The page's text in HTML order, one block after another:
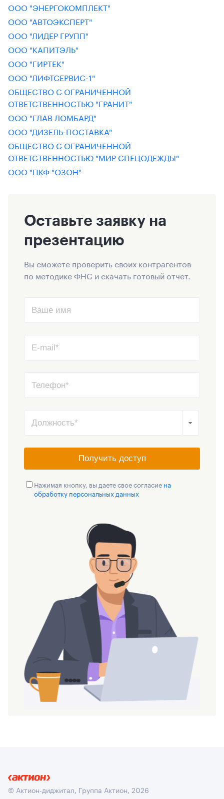
ООО "ЭНЕРГОКОМПЛЕКТ"
ООО "АВТОЭКСПЕРТ"
ООО "ЛИДЕР ГРУПП"
ООО "КАПИТЭЛЬ"
ООО "ГИРТЕК"
ООО "ЛИФТСЕРВИС-1"
ОБЩЕСТВО С ОГРАНИЧЕННОЙ
ОТВЕТСТВЕННОСТЬЮ "ГРАНИТ"
ООО "ГЛАВ ЛОМБАРД"
ООО "ДИЗЕЛЬ-ПОСТАВКА"
ОБЩЕСТВО С ОГРАНИЧЕННОЙ
ОТВЕТСТВЕННОСТЬЮ "МИР СПЕЦОДЕЖДЫ"
ООО "ПКФ "ОЗОН"
Оставьте заявку на
презентацию
Вы сможете проверить своих контрагентов
по методике ФНС и скачать готовый отчет.
Получить доступ
Нажимая кнопку, вы даете свое согласие на
обработку персональных данных
© Актион-диджитал, Группа Актион, 2026